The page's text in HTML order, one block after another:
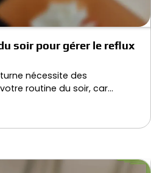
soir pour gérer le reflux
nécessite des
routine du soir, car…